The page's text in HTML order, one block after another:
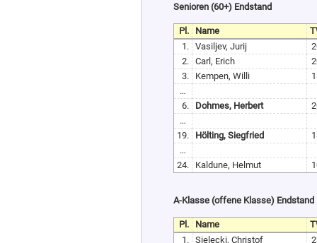
Senioren (60+) Endstand
Pl. Name
1.
Vasiljev, Jurij
2.
Carl, Erich
3.
Kempen, Willi
…
6.
Dohmes, Herbert
…
19.
Hölting, Siegfried
…
24.
Kaldune, Helmut
A-Klasse (offene Klasse) Endstand
Pl. Name
1.
Sielecki, Christof